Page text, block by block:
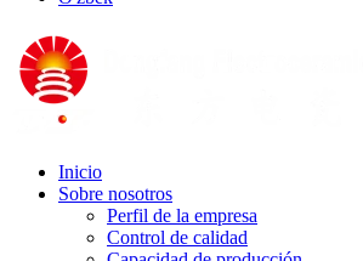
Inicio
Sobre nosotros
Perfil de la empresa
Control de calidad